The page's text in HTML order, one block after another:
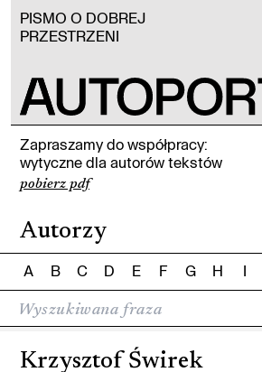
PISMO O DOBREJ
PRZESTRZENI
Zapraszamy do współpracy:
wytyczne dla autorów tekstów
pobierz pdf
Autorzy
A B C D E F G H I
Krzysztof Świrek